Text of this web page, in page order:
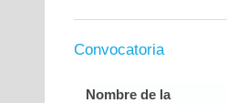
Convocatoria
Nombre de la